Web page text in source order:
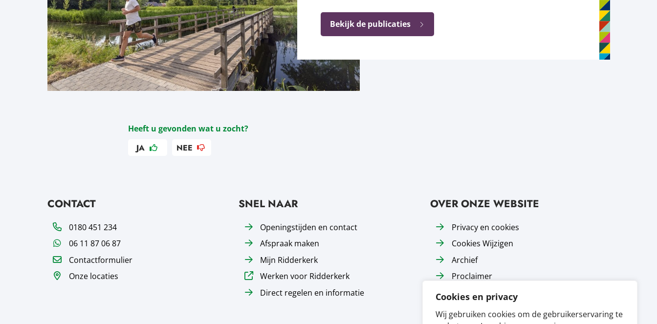
Cookies en privacy
Wij gebruiken cookies om de gebruikerservaring te
Bekijk de publicaties
Heeft u gevonden wat u zocht?
JA NEE
CONTACT
Telefoon0180 451 234
WhatsApp06 11 87 06 87
Contactformulier
Onze locaties
SNEL NAAR
Openingstijden en contact
Afspraak maken
Mijn Ridderkerk
Werken voor Ridderkerk
Direct regelen en informatie
OVER ONZE WEBSITE
Privacy en cookies
Cookies Wijzigen
Archief
Proclaimer
Responsible disclosure
Toegankelijkheid